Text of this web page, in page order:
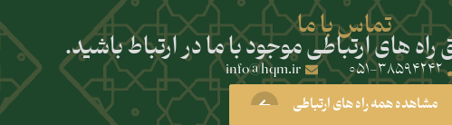
تماس با ما
های ارتباطی موجود با ما در ارتباط باشید.
051-38594242
info@hqm.ir
مشاهده همه راه های ارتباطی